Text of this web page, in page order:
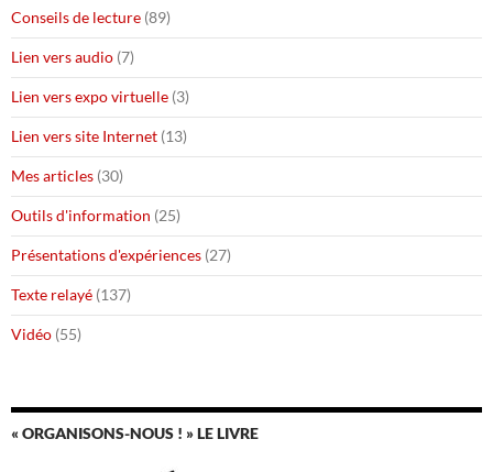
Conseils de lecture (89)
Lien vers audio (7)
Lien vers expo virtuelle (3)
Lien vers site Internet (13)
Mes articles (30)
Outils d'information (25)
Présentations d'expériences (27)
Texte relayé (137)
Vidéo (55)
« ORGANISONS-NOUS ! » LE LIVRE